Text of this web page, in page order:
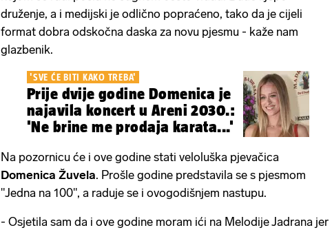
druženje, a i medijski je odlično popraćeno, tako da je cijeli
format dobra odskočna daska za novu pjesmu - kaže nam
glazbenik.
'SVE ĆE BITI KAKO TREBA'
Prije dvije godine Domenica je
najavila koncert u Areni 2030.:
'Ne brine me prodaja karata...'
Na pozornicu će i ove godine stati veloluška pjevačica
Domenica Žuvela. Prošle godine predstavila se s pjesmom
"Jedna na 100", a raduje se i ovogodišnjem nastupu.
- Osjetila sam da i ove godine moram ići na Melodije Jadrana jer